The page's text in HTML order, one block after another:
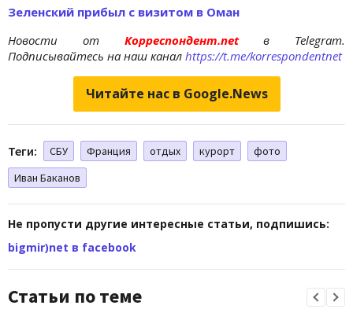
Зеленский прибыл с визитом в Оман
Новости отКорреспондент.netв Telegram.
Подписывайтесь на наш канал https://t.me/korrespondentnet
Читайте нас в Google.News
Теги: СБУ Франция отдых курорт
фото
Иван Баканов
Не пропусти другие интересные статьи, подпишись:
bigmir)net в facebook
Статьи по теме